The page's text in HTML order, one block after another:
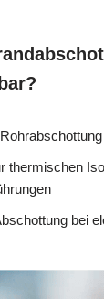
thermischen
bei